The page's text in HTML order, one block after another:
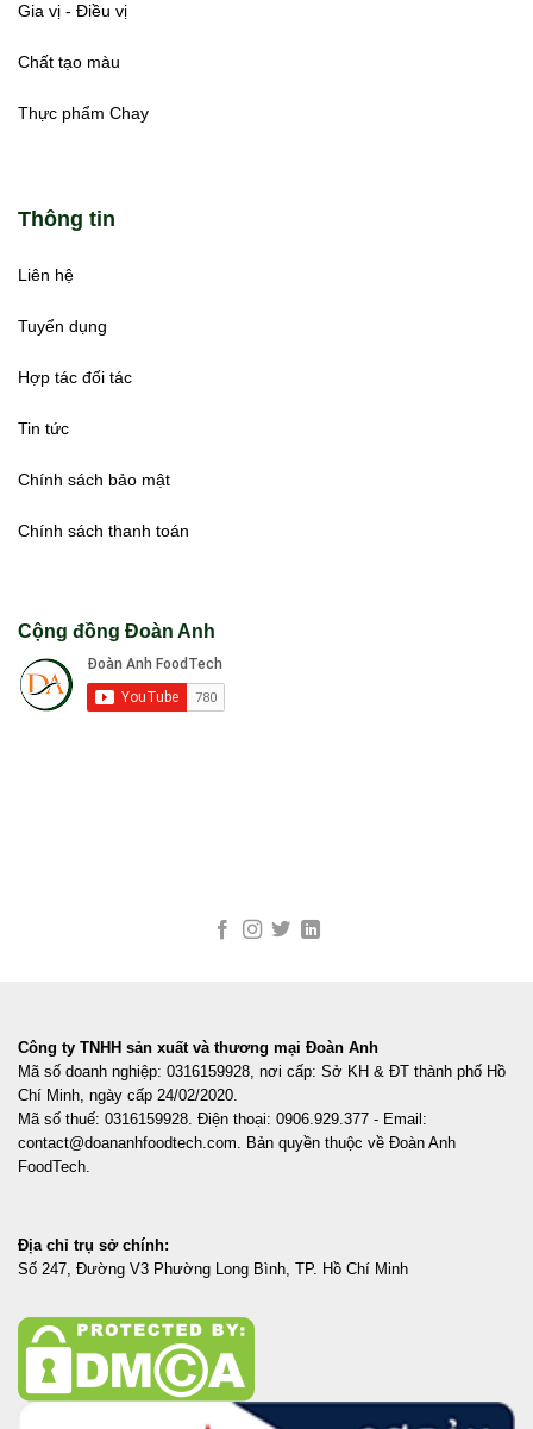
Gia vị - Điều vị
Chất tạo màu
Thực phẩm Chay
Thông tin
Liên hệ
Tuyển dụng
Hợp tác đối tác
Tin tức
Chính sách bảo mật
Chính sách thanh toán
Cộng đồng Đoàn Anh
Công ty TNHH sản xuất và thương mại Đoàn Anh
Mã số doanh nghiệp: 0316159928, nơi cấp: Sở KH & ĐT thành phố Hồ
Chí Minh, ngày cấp 24/02/2020.
Mã số thuế: 0316159928. Điện thoại: 0906.929.377 - Email:
contact@doananhfoodtech.com. Bản quyền thuộc về Đoàn Anh
FoodTech.
Địa chỉ trụ sở chính:
Số 247, Đường V3 Phường Long Bình, TP. Hồ Chí Minh